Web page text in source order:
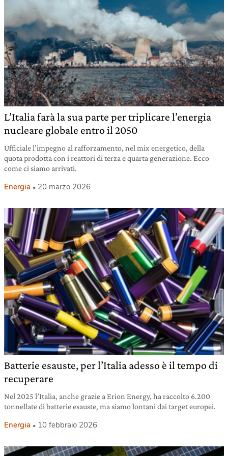
L’Italia farà la sua parte per triplicare l’energia
nucleare globale entro il 2050
Ufficiale l’impegno al rafforzamento, nel mix energetico, della
quota prodotta con i reattori di terza e quarta generazione. Ecco
come ci siamo arrivati.
Energia 20 marzo 2026
Batterie esauste, per l’Italia adesso è il tempo di
recuperare
Nel 2025 l’Italia, anche grazie a Erion Energy, ha raccolto 6.200
tonnellate di batterie esauste, ma siamo lontani dai target europei.
Energia 10 febbraio 2026